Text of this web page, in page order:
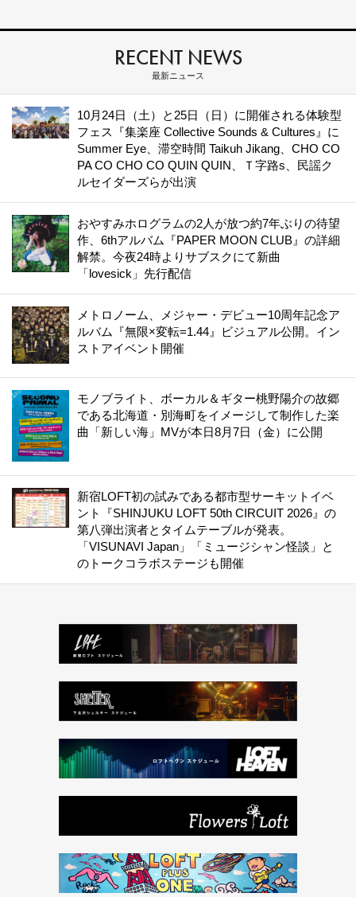
RECENT NEWS
最新ニュース
10月24日（土）と25日（日）に開催される体験型
フェス『集楽座 Collective Sounds & Cultures』に
Summer Eye、滞空時間 Taikuh Jikang、CHO CO
PA CO CHO CO QUIN QUIN、Ｔ字路s、民謡ク
ルセイダーズらが出演
おやすみホログラムの2人が放つ約7年ぶりの待望
作、6thアルバム『PAPER MOON CLUB』の詳細
解禁。今夜24時よりサブスクにて新曲
「lovesick」先行配信
メトロノーム、メジャー・デビュー10周年記念ア
ルバム『無限×変転=1.44』ビジュアル公開。イン
ストアイベント開催
モノブライト、ボーカル＆ギター桃野陽介の故郷
である北海道・別海町をイメージして制作した楽
曲「新しい海」MVが本日8月7日（金）に公開
新宿LOFT初の試みである都市型サーキットイベ
ント『SHINJUKU LOFT 50th CIRCUIT 2026』の
第八弾出演者とタイムテーブルが発表。
「VISUNAVI Japan」「ミュージシャン怪談」と
のトークコラボステージも開催